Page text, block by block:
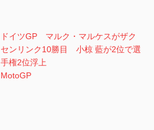
ドイツGP マルク・マルケスがザク
センリンク10勝目 小椋 藍が2位で選
手権2位浮上
MotoGP